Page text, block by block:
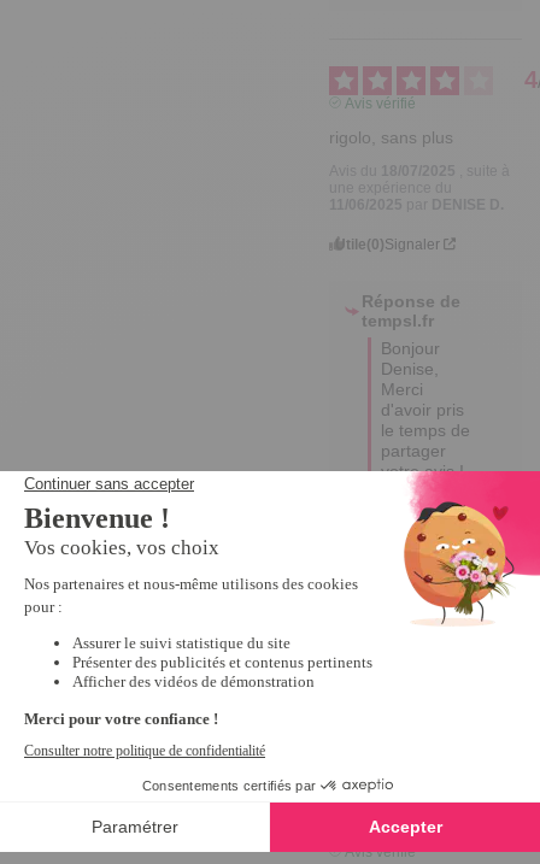
4
Avis vérifié
rigolo, sans plus
18/07/2025
, suite à
11/06/2025
par DENISE D.
Utile(0)Signaler
Réponse de
tempsl.fr
Bonjour
Denise,
Merci
d'avoir pris
le temps de
partager
votre avis !
Vos retours
sont
précieux et
nous
aideront à
continuer
d'améliorer
Avis vérifié